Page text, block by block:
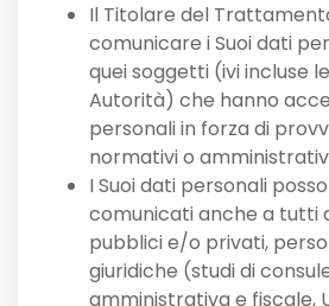
Il Titolare del
comunicare i Suoi dati
quei soggetti (ivi incluse
Autorità) che hanno
personali in forza di
normativi o
I Suoi dati personali
comunicati anche a tutti
pubblici e/o privati,
giuridiche (studi di
amministrativa e fiscale,